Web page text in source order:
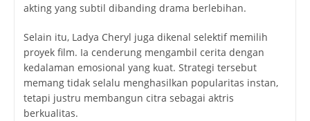
akting yang subtil dibanding drama berlebihan.
Selain itu, Ladya Cheryl juga dikenal selektif memilih
proyek film. Ia cenderung mengambil cerita dengan
kedalaman emosional yang kuat. Strategi tersebut
memang tidak selalu menghasilkan popularitas instan,
tetapi justru membangun citra sebagai aktris
berkualitas.